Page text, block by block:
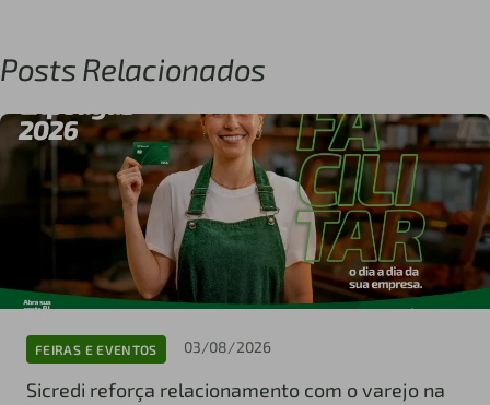
Posts Relacionados
FEIRAS E EVENTOS 03/08/2026
Sicredi reforça relacionamento com o varejo na